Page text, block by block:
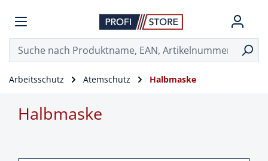
Arbeitsschutz Atemschutz Halbmaske
Halbmaske